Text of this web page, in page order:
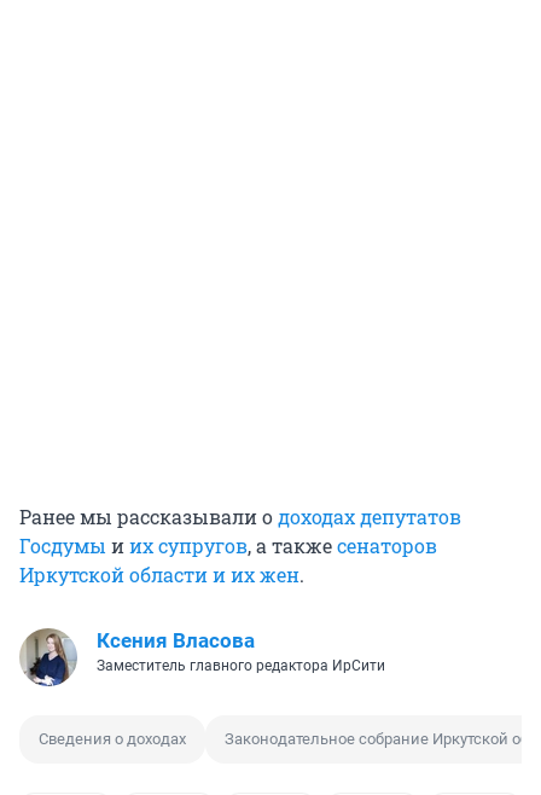
Ранее мы рассказывали одоходах депутатов
Госдумы иих супругов, а такжесенаторов
Иркутской области и их жен.
Ксения Власова
Заместитель главного редактора ИрСити
Сведения о доходах Законодательное собрание Иркутской